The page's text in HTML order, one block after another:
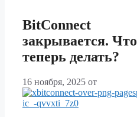
BitConnect
закрывается. Что
теперь делать?
16 ноября, 2025 от